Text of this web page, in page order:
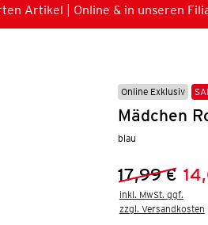
Artikel | Online & in unseren
Online Exklusiv
Mädchen
blau
Vorheriger
17,99 €
Neuer
inkl. MwSt. ggf.
zzgl. Versandkosten